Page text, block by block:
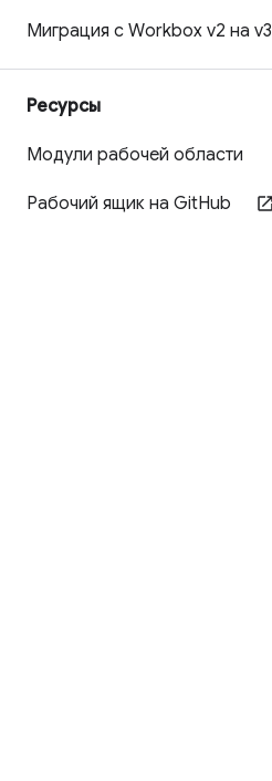
Миграция с Workbox v2 на v3
Ресурсы
Модули рабочей области
Рабочий ящик на GitHub